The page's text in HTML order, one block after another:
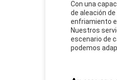
Con una
de aleación
enfriamiento
Nuestros
escenario de
podemos